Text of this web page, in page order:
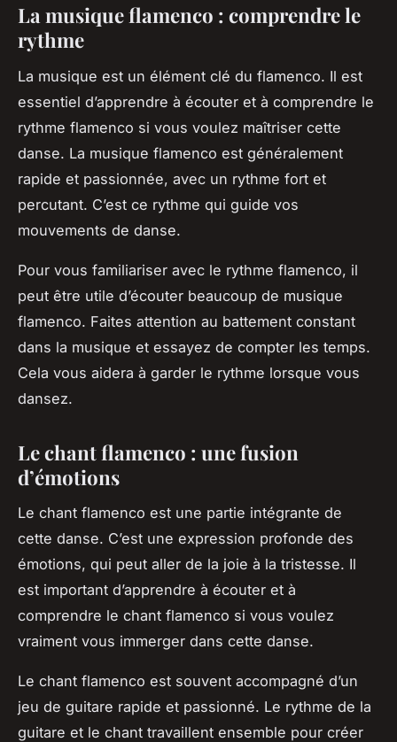
La musique flamenco : comprendre le
rythme
La musique est un élément clé du flamenco. Il est
essentiel d’apprendre à écouter et à comprendre le
rythme flamenco si vous voulez maîtriser cette
danse. La musique flamenco est généralement
rapide et passionnée, avec un rythme fort et
percutant. C’est ce rythme qui guide vos
mouvements de danse.
Pour vous familiariser avec le rythme flamenco, il
peut être utile d’écouter beaucoup de musique
flamenco. Faites attention au battement constant
dans la musique et essayez de compter les temps.
Cela vous aidera à garder le rythme lorsque vous
dansez.
Le chant flamenco : une fusion
d’émotions
Le chant flamenco est une partie intégrante de
cette danse. C’est une expression profonde des
émotions, qui peut aller de la joie à la tristesse. Il
est important d’apprendre à écouter et à
comprendre le chant flamenco si vous voulez
vraiment vous immerger dans cette danse.
Le chant flamenco est souvent accompagné d’un
jeu de guitare rapide et passionné. Le rythme de la
guitare et le chant travaillent ensemble pour créer